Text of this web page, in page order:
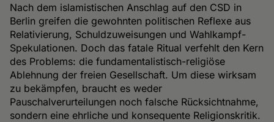
Nach dem islamistischen Anschlag auf den CSD in
Berlin greifen die gewohnten politischen Reflexe aus
Relativierung, Schuldzuweisungen und Wahlkampf-
Spekulationen. Doch das fatale Ritual verfehlt den Kern
des Problems: die fundamentalistisch-religiöse
Ablehnung der freien Gesellschaft. Um diese wirksam
zu bekämpfen, braucht es weder
Pauschalverurteilungen noch falsche Rücksichtnahme,
sondern eine ehrliche und konsequente Religionskritik.